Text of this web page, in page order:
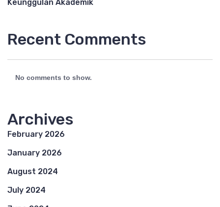
Keunggulan Akademik
Recent Comments
No comments to show.
Archives
February 2026
January 2026
August 2024
July 2024